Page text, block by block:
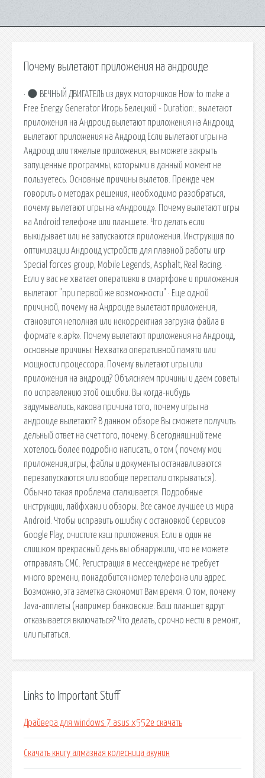
Почему вылетают приложения на андроиде
· 🌑 ВЕЧНЫЙ ДВИГАТЕЛЬ из двух моторчиков How to make a
Free Energy Generator Игорь Белецкий - Duration:. вылетают
приложения на Андроид вылетают приложения на Андроид
вылетают приложения на Андроид Если вылетают игры на
Андроид или тяжелые приложения, вы можете закрыть
запущенные программы, которыми в данный момент не
пользуетесь. Основные причины вылетов. Прежде чем
говорить о методах решения, необходимо разобраться,
почему вылетают игры на «Андроид». Почему вылетают игры
на Android телефоне или планшете. Что делать если
выкидывает или не запускаются приложения. Инструкция по
оптимизации Андроид устройств для плавной работы игр
Special forces group, Mobile Legends, Asphalt, Real Racing. ·
Если у вас не хватает оперативки в смартфоне и приложения
вылетают "при первой же возможности" · Еще одной
причиной, почему на Андроиде вылетают приложения,
становится неполная или некорректная загрузка файла в
формате «.apk». Почему вылетают приложения на Андроид,
основные причины: Нехватка оперативной памяти или
мощности процессора. Почему вылетают игры или
приложения на андроид? Объясняем причины и даем советы
по исправлению этой ошибки. Вы когда-нибудь
задумывались, какова причина того, почему игры на
андроиде вылетают? В данном обзоре Вы сможете получить
дельный ответ на счет того, почему. В сегодняшний теме
хотелось более подробно написать, о том ( почему мои
приложения,игры, файлы и документы останавливаются
перезапускаются или вообще перестали открываться).
Обычно такая проблема сталкивается. Подробные
инструкции, лайфхаки и обзоры. Все самое лучшее из мира
Android. Чтобы исправить ошибку с остановкой Сервисов
Google Play, очистите кэш приложения. Если в один не
слишком прекрасный день вы обнаружили, что не можете
отправлять СМС. Регистрация в мессенджере не требует
много времени, понадобится номер телефона или адрес.
Возможно, эта заметка сэкономит Вам время. О том, почему
Java-апплеты (например банковские. Ваш планшет вдруг
отказывается включаться? Что делать, срочно нести в ремонт,
или пытаться.
Links to Important Stuff
Драйвера для windows 7 asus x552e скачать
Скачать книгу алмазная колесница акунин